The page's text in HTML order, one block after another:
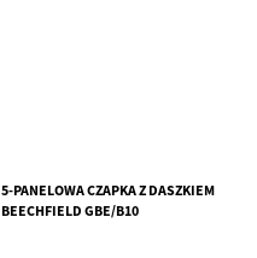
5-PANELOWA CZAPKA Z DASZKIEM
BEECHFIELD GBE/B10